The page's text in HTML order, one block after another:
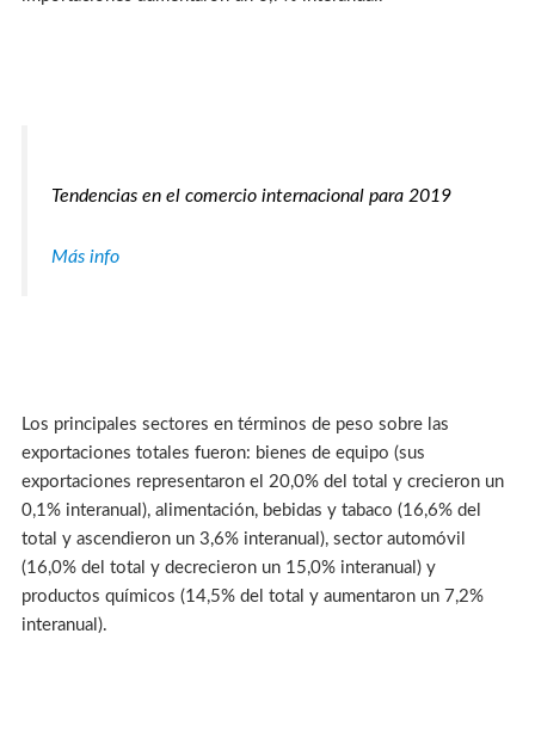
Tendencias en el comercio internacional para 2019
Más info
Los principales sectores en términos de peso sobre las
exportaciones totales fueron: bienes de equipo (sus
exportaciones representaron el 20,0% del total y crecieron un
0,1% interanual), alimentación, bebidas y tabaco (16,6% del
total y ascendieron un 3,6% interanual), sector automóvil
(16,0% del total y decrecieron un 15,0% interanual) y
productos químicos (14,5% del total y aumentaron un 7,2%
interanual).